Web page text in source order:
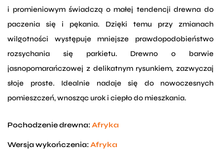
i promieniowym świadczą o małej tendencji drewna do
paczenia się i pękania. Dzięki temu przy zmianach
wilgotności występuje mniejsze prawdopodobieństwo
rozsychania się parkietu. Drewno o barwie
jasnopomarańczowej z delikatnym rysunkiem, zazwyczaj
słoje proste. Idealnie nadaje się do nowoczesnych
pomieszczeń, wnosząc urok i ciepło do mieszkania.
Pochodzenie drewna: Afryka
Wersja wykończenia: Afryka